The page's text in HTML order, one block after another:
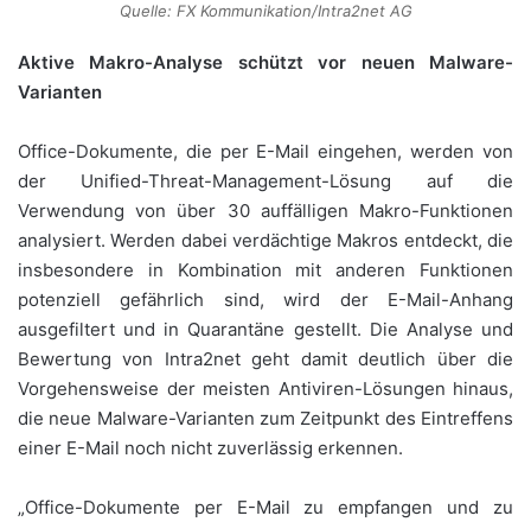
Quelle: FX Kommunikation/Intra2net AG
Aktive Makro-Analyse schützt vor neuen Malware-
Varianten
Office-Dokumente, die per E-Mail eingehen, werden von
der Unified-Threat-Management-Lösung auf die
Verwendung von über 30 auffälligen Makro-Funktionen
analysiert. Werden dabei verdächtige Makros entdeckt, die
insbesondere in Kombination mit anderen Funktionen
potenziell gefährlich sind, wird der E-Mail-Anhang
ausgefiltert und in Quarantäne gestellt. Die Analyse und
Bewertung von Intra2net geht damit deutlich über die
Vorgehensweise der meisten Antiviren-Lösungen hinaus,
die neue Malware-Varianten zum Zeitpunkt des Eintreffens
einer E-Mail noch nicht zuverlässig erkennen.
„Office-Dokumente per E-Mail zu empfangen und zu